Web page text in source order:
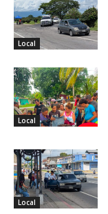
Local
Local
Local